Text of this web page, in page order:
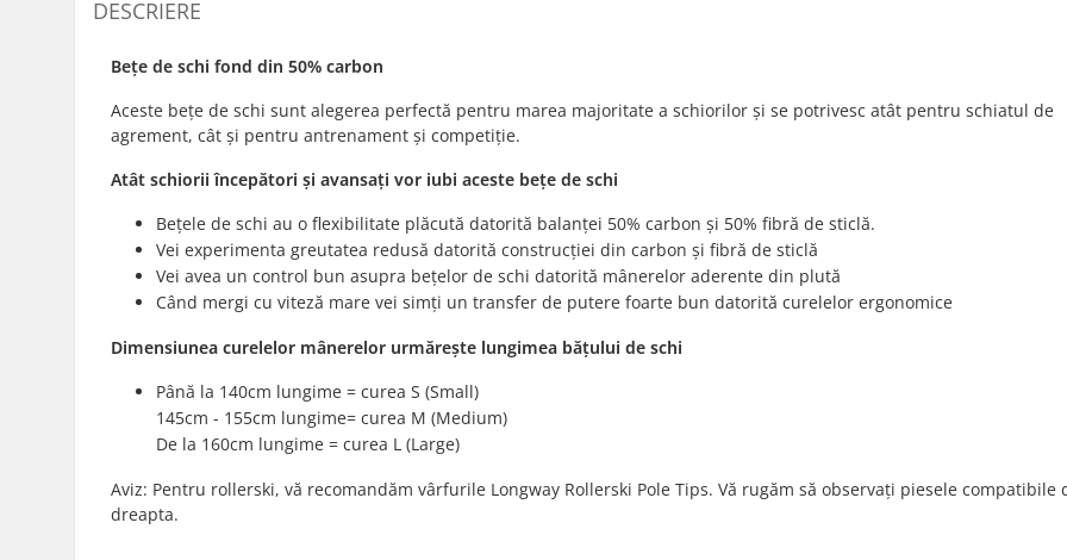
DESCRIERE
Bețe de schi fond din 50% carbon
Aceste bețe de schi sunt alegerea perfectă pentru marea majoritate a schiorilor și se potrivesc atât pentru schiatul de
agrement, cât și pentru antrenament și competiție.
Atât schiorii începători și avansați vor iubi aceste bețe de schi
Bețele de schi au o flexibilitate plăcută datorită balanței 50% carbon și 50% fibră de sticlă.
Vei experimenta greutatea redusă datorită construcției din carbon și fibră de sticlă
Vei avea un control bun asupra bețelor de schi datorită mânerelor aderente din plută
Când mergi cu viteză mare vei simți un transfer de putere foarte bun datorită curelelor ergonomice
Dimensiunea curelelor mânerelor urmărește lungimea bățului de schi
Până la 140cm lungime = curea S (Small)
145cm - 155cm lungime= curea M (Medium)
De la 160cm lungime = curea L (Large)
Aviz: Pentru rollerski, vă recomandăm vârfurile Longway Rollerski Pole Tips. Vă rugăm să observați piesele compatibile
dreapta.